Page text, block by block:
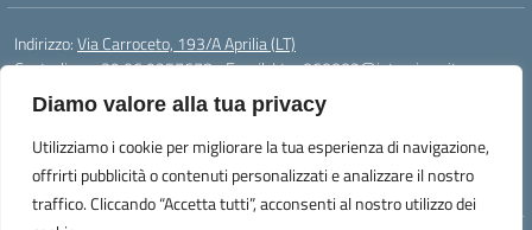
Diamo valore alla tua privacy
Utilizziamo i cookie per migliorare la tua esperienza di navigazione,
offrirti pubblicità o contenuti personalizzati e analizzare il nostro
traffico. Cliccando “Accetta tutti”, acconsenti al nostro utilizzo dei
Indirizzo:Via Carroceto, 193/A Aprilia (LT)
Centralino:+39 06 9257678 Email:Ltps060002@istruzione.it
Posta elettronica certificata (PEC):
Ltps060002@pec.istruzione.it
Codice fiscale: 91001930592
Codice meccanografico: LTPS060002